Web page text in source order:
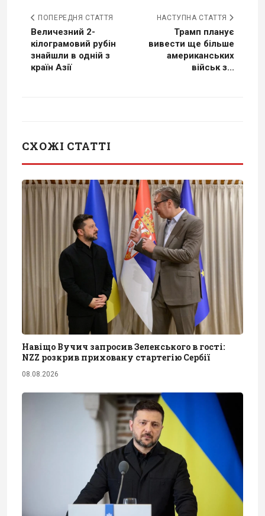
ПОПЕРЕДНЯ СТАТТЯ
Величезний 2-
кілограмовий рубін
знайшли в одній з
країн Азії
НАСТУПНА СТАТТЯ
Трамп планує
вивести ще більше
американських
військ з...
СХОЖІ СТАТТІ
Навіщо Вучич запросив Зеленського в гості:
NZZ розкрив приховану стартегію Сербії
08.08.2026